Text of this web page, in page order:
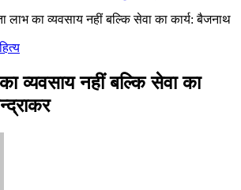
लाभ का व्यवसाय नहीं बल्कि सेवा का कार्य: बैजनाथ
व्यवसाय नहीं बल्कि सेवा का